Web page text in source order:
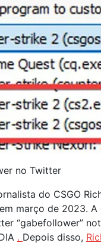
no Twitter
do CSGO
março de 2023.
“gabefollower”
. Depois disso,